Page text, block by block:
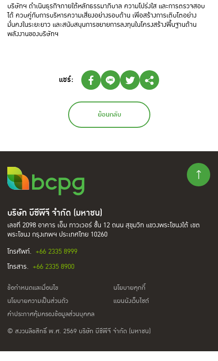
บริษัทฯ ดำเนินธุรกิจภายใต้หลักธรรมาภิบาล ความโปร่งใส และการตรวจสอบ
ได้ ควบคู่กับการบริหารความเสี่ยงอย่างรอบด้าน เพื่อสร้างการเติบโตอย่าง
มั่นคงในระยะยาว และสนับสนุนการขยายการลงทุนในโครงสร้างพื้นฐานด้าน
พลังงานของบริษัทฯ
ย้อนกลับ
แชร์:
บริษัท บีซีพีจี จำกัด (มหาชน)
เลขที่ 2098 อาคาร เอ็ม ทาวเวอร์ ชั้น 12 ถนน สุขุมวิท แขวงพระโขนงใต้ เขต
พระโขนง กรุงเทพฯ ประเทศไทย 10260
โทรศัพท์. +66 2335 8999
โทรสาร. +66 2335 8900
© สงวนลิขสิทธิ์ พ.ศ. 2569 บริษัท บีซีพีจี จำกัด (มหาชน)
ข้อกำหนดและเงื่อนไข
นโยบายความเป็นส่วนตัว
คำประกาศคุ้มครองข้อมูลส่วนบุคคล
นโยบายคุกกี้
แผนผังเว็บไซต์